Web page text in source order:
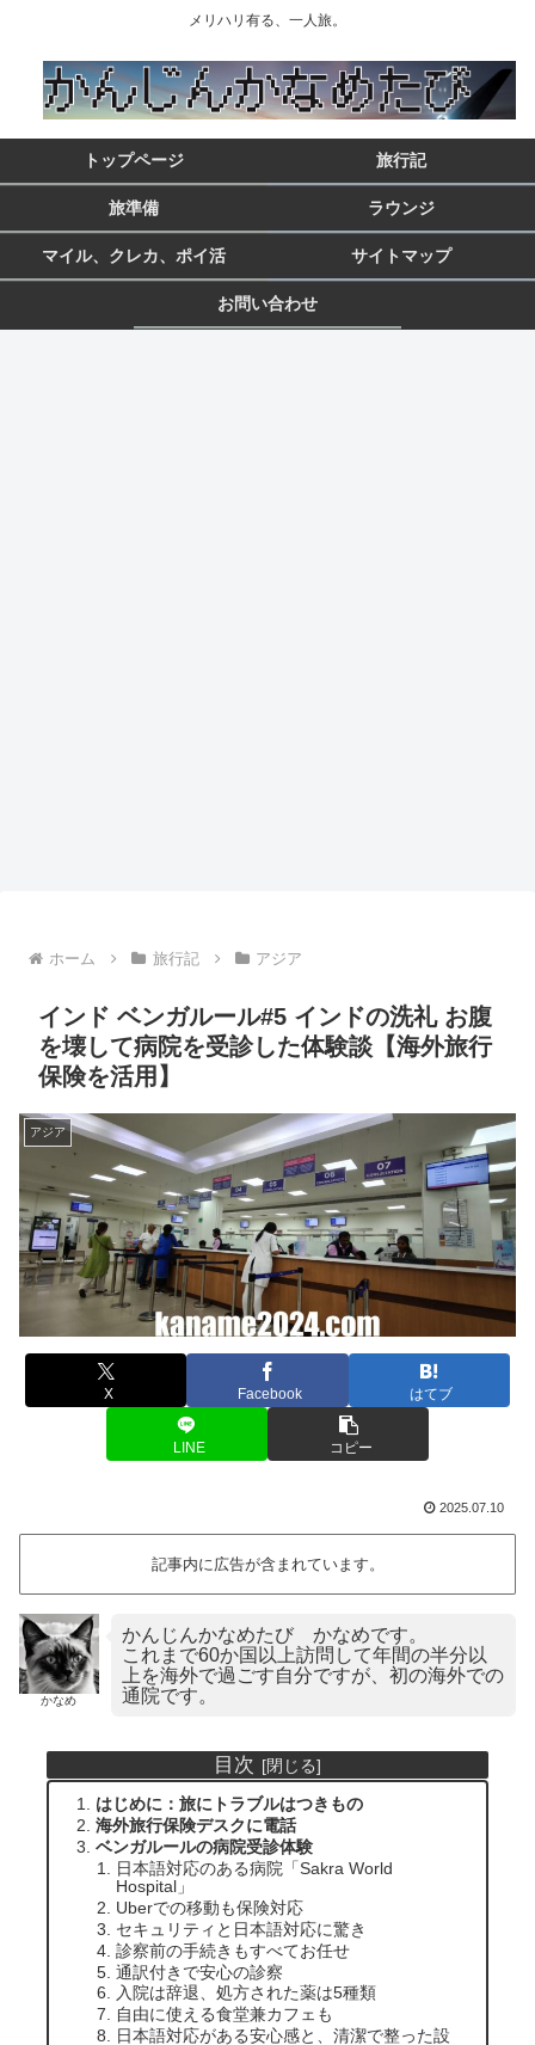
メリハリ有る、一人旅。
トップページ 旅行記
旅準備 ラウンジ
マイル、クレカ、ポイ活 サイトマップ
お問い合わせ
ホーム 旅行記 アジア
インド ベンガルール#5 インドの洗礼 お腹
を壊して病院を受診した体験談【海外旅行
保険を活用】
アジア
X Facebook はてブ
LINE コピー
2025.07.10
記事内に広告が含まれています。
かなめ
かんじんかなめたび かなめです。
これまで60か国以上訪問して年間の半分以
上を海外で過ごす自分ですが、初の海外での
通院です。
目次
はじめに：旅にトラブルはつきもの
海外旅行保険デスクに電話
ベンガルールの病院受診体験
日本語対応のある病院「Sakra World
Hospital」
Uberでの移動も保険対応
セキュリティと日本語対応に驚き
診察前の手続きもすべてお任せ
通訳付きで安心の診察
入院は辞退、処方された薬は5種類
自由に使える食堂兼カフェも
日本語対応がある安心感と、清潔で整った設